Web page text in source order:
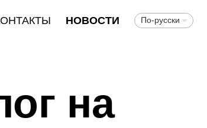
НОВОСТИ По-русски
на